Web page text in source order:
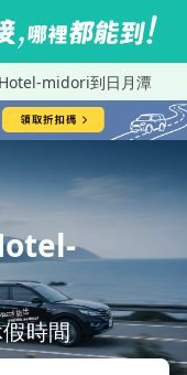
midori到日月潭
時間